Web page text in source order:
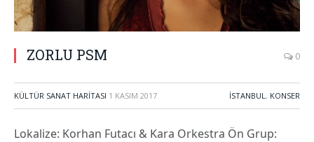
ZORLU PSM 0
KÜLTÜR SANAT HARITASI 1 KASIM 2017 İSTANBUL, KONSER
Lokalize: Korhan Futacı & Kara Orkestra Ön Grup: